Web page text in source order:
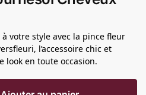
votre style avec la pince fleur
l’accessoire chic et
look en toute occasion.